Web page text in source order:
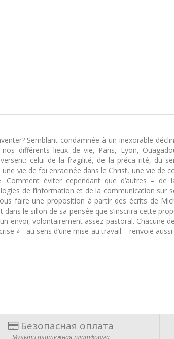
Semblant condamnée à un inexorable
différents lieux de vie, Paris, Lyon,
celui de la fragilité, de la préca rité, du
vie de foi enracinée dans le Christ, une vie de
Comment éviter cependant que d’autres –
de l’information et de la communication sur
faire une proposition à partir des écrits de
le sillon de sa pensée que s’inscrira cette
envoi, volontairement assez pastoral. Chacune
» - au sens d’une mise au travail – renvoie
Безопасная оплата
Мульти платежная платформа